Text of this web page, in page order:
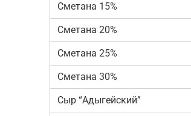
Сметана 15%
Сметана 20%
Сметана 25%
Сметана 30%
Сыр “Адыгейский”